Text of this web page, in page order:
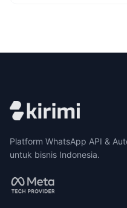
Platform WhatsApp API &
untuk bisnis Indonesia.